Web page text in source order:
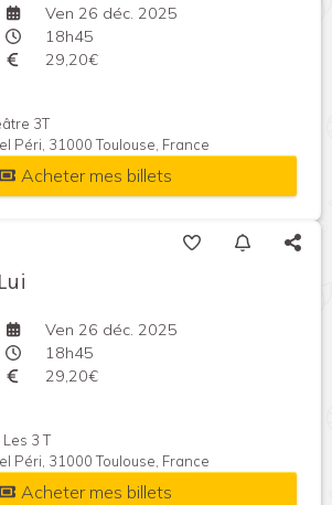
Ven 26 déc. 2025
18h45
29,20€
3T
Péri, 31000 Toulouse, France
Acheter mes billets
Ven 26 déc. 2025
18h45
29,20€
3 T
Péri, 31000 Toulouse, France
Acheter mes billets